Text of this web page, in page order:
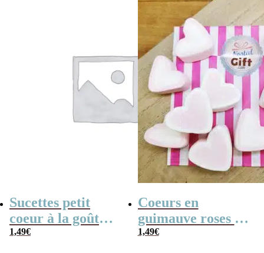
Sucettes petit
coeur à la goût
cerise x5
1,49€
Coeurs en
guimauve roses et
blancs x 10
1,49€